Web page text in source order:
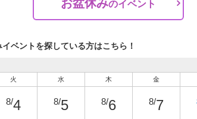
のイベント
ベントを探している方はこちら！
火
8/4
水
8/5
木
8/6
金
8/7